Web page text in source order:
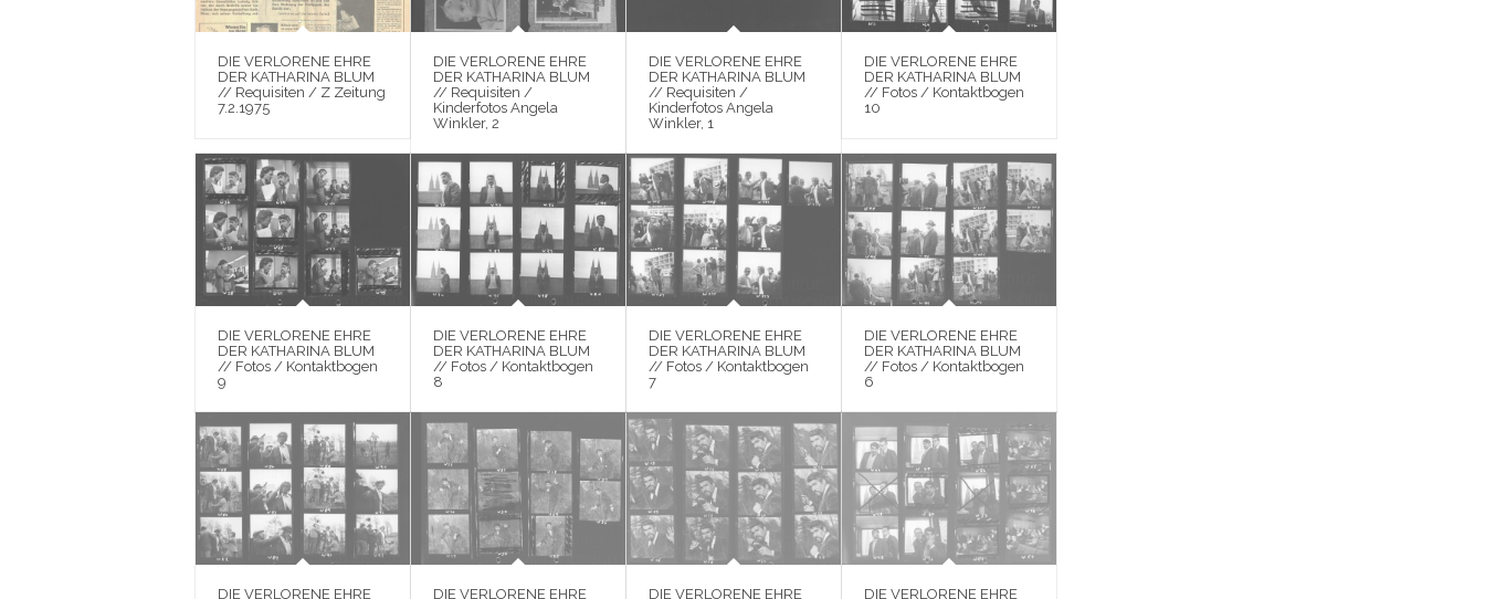
DIE VERLORENE EHRE
DER KATHARINA BLUM
// Requisiten / Z Zeitung
7.2.1975
DIE VERLORENE EHRE
DER KATHARINA BLUM
// Requisiten /
Kinderfotos Angela
Winkler, 2
DIE VERLORENE EHRE
DER KATHARINA BLUM
// Requisiten /
Kinderfotos Angela
Winkler, 1
DIE VERLORENE EHRE
DER KATHARINA BLUM
// Fotos / Kontaktbogen
10
DIE VERLORENE EHRE
DER KATHARINA BLUM
// Fotos / Kontaktbogen
9
DIE VERLORENE EHRE
DER KATHARINA BLUM
// Fotos / Kontaktbogen
8
DIE VERLORENE EHRE
DER KATHARINA BLUM
// Fotos / Kontaktbogen
7
DIE VERLORENE EHRE
DER KATHARINA BLUM
// Fotos / Kontaktbogen
6
DIE VERLORENE EHRE DIE VERLORENE EHRE DIE VERLORENE EHRE DIE VERLORENE EHRE